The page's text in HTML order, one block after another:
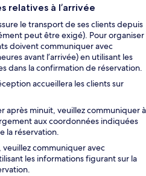
relatives à l’arrivée
le transport de ses clients depuis
peut être exigé). Pour organiser
doivent communiquer avec
avant l’arrivée) en utilisant les
dans la confirmation de réservation.
accueillera les clients sur
après minuit, veuillez communiquer à
aux coordonnées indiquées
la réservation.
communiquer avec
les informations figurant sur la